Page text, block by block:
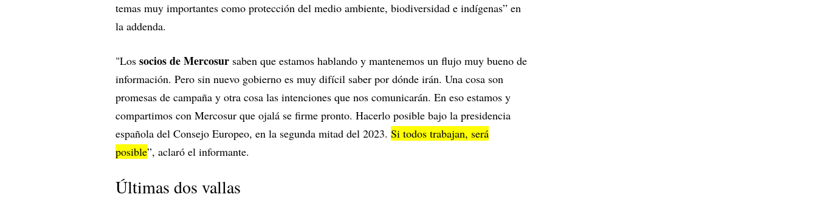
temas muy importantes como protección del medio ambiente, biodiversidad e indígenas” en
la addenda.
"Los socios de Mercosur saben que estamos hablando y mantenemos un flujo muy bueno de
información. Pero sin nuevo gobierno es muy difícil saber por dónde irán. Una cosa son
promesas de campaña y otra cosa las intenciones que nos comunicarán. En eso estamos y
compartimos con Mercosur que ojalá se firme pronto. Hacerlo posible bajo la presidencia
española del Consejo Europeo, en la segunda mitad del 2023. Si todos trabajan, será
posible”, aclaró el informante.
Últimas dos vallas